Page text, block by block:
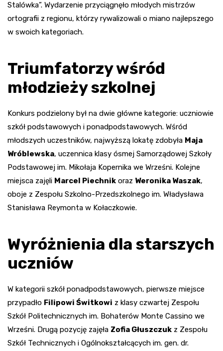
Stalówka”. Wydarzenie przyciągnęło młodych mistrzów
ortografii z regionu, którzy rywalizowali o miano najlepszego
w swoich kategoriach.
Triumfatorzy wśród
młodzieży szkolnej
Konkurs podzielony był na dwie główne kategorie: uczniowie
szkół podstawowych i ponadpodstawowych. Wśród
młodszych uczestników, najwyższą lokatę zdobyła Maja
Wróblewska, uczennica klasy ósmej Samorządowej Szkoły
Podstawowej im. Mikołaja Kopernika we Wrześni. Kolejne
miejsca zajęli Marcel Piechnik oraz Weronika Waszak,
oboje z Zespołu Szkolno-Przedszkolnego im. Władysława
Stanisława Reymonta w Kołaczkowie.
Wyróżnienia dla starszych
uczniów
W kategorii szkół ponadpodstawowych, pierwsze miejsce
przypadło Filipowi Świtkowi z klasy czwartej Zespołu
Szkół Politechnicznych im. Bohaterów Monte Cassino we
Wrześni. Drugą pozycję zajęła Zofia Głuszczuk z Zespołu
Szkół Technicznych i Ogólnokształcących im. gen. dr.